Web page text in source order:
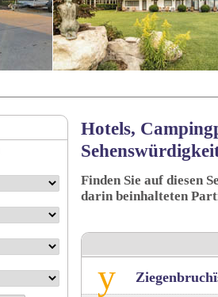
Hotels,
Finden Sie auf diesen
darin beinhalteten